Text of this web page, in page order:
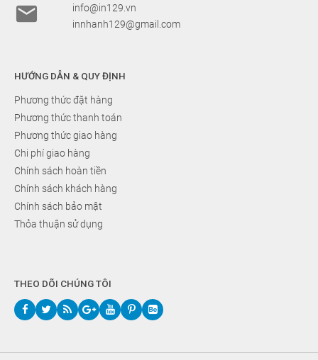

info@in129.vn
innhanh129@gmail.com
HƯỚNG DẪN & QUY ĐỊNH
Phương thức đặt hàng
Phương thức thanh toán
Phương thức giao hàng
Chi phí giao hàng
Chính sách hoàn tiền
Chính sách khách hàng
Chính sách bảo mật
Thỏa thuận sử dụng
THEO DÕI CHÚNG TÔI